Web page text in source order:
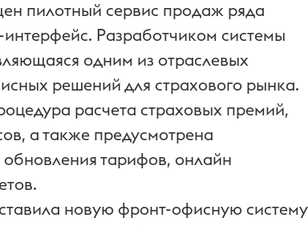
пилотный сервис продаж ряда
Разработчиком системы
одним из отраслевых
решений для страхового рынка.
расчета страховых премий,
а также предусмотрена
тарифов, онлайн
новую фронт-офисную систему